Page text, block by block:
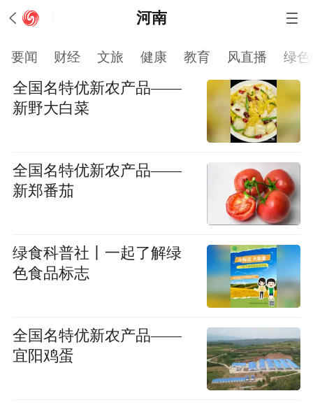
河南
要闻 财经 文旅 健康 教育 风直播 绿
全国名特优新农产品——
新野大白菜
全国名特优新农产品——
新郑番茄
绿食科普社丨一起了解绿
色食品标志
全国名特优新农产品——
宜阳鸡蛋